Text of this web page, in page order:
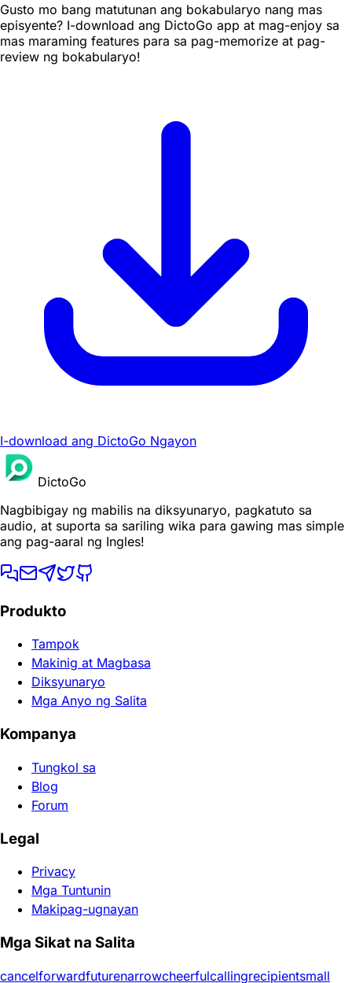
Gusto mo bang matutunan ang bokabularyo nang mas
episyente? I-download ang DictoGo app at mag-enjoy sa
mas maraming features para sa pag-memorize at pag-
review ng bokabularyo!
I-download ang DictoGo Ngayon
DictoGo
Nagbibigay ng mabilis na diksyunaryo, pagkatuto sa
audio, at suporta sa sariling wika para gawing mas simple
ang pag-aaral ng Ingles!
Produkto
Tampok
Makinig at Magbasa
Diksyunaryo
Mga Anyo ng Salita
Kompanya
Tungkol sa
Blog
Forum
Legal
Privacy
Mga Tuntunin
Makipag-ugnayan
Mga Sikat na Salita
cancelforwardfuturenarrowcheerfulcallingrecipientsmall